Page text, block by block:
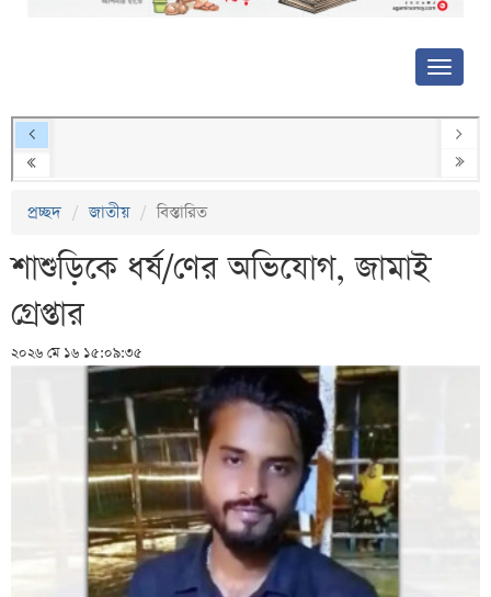
প্রচ্ছদ জাতীয় বিস্তারিত
শাশুড়িকে ধর্ষ/ণের অভিযোগ, জামাই
গ্রেপ্তার
২০২৬ মে ১৬ ১৫:০৯:৩৫